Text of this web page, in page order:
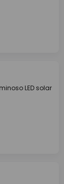
LED solar